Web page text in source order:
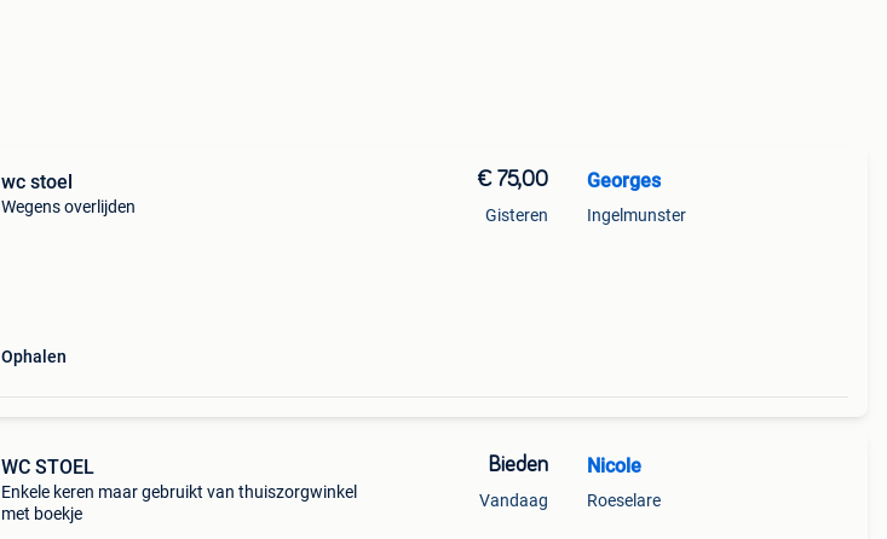
wc stoel
Wegens overlijden
Ophalen
€ 75,00
Gisteren
Georges
Ingelmunster
WC STOEL
Enkele keren maar gebruikt van thuiszorgwinkel
met boekje
Bieden
Vandaag
Nicole
Roeselare